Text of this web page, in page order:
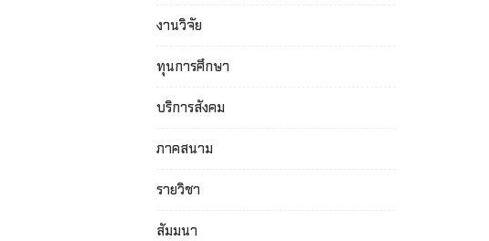
งานวิจัย
ทุนการศึกษา
บริการสังคม
ภาคสนาม
รายวิชา
สัมมนา